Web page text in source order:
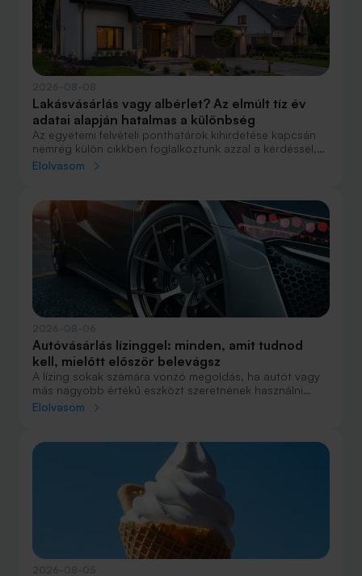
Lakásvásárlás vagy albérlet? Az elmúlt tíz év
adatai alapján hatalmas a különbség
Az egyetemi felvételi ponthatárok kihirdetése kapcsán
nemrég külön cikkben foglalkoztunk azzal a kérdéssel,
hogy lakást venni vagy vásárolni éri meg jobban. Előző
csak teheti, annak mindenképpen megéri a
lakásvásárlás. De mi a helyzet akkor, ha inkább a
múltbéli adatokra koncentrálunk? Hogyan áll ma valaki,
aki 2016-ban lakást vásárolt, illetve valaki, aki a bérlés
mellett döntött, illetve jobb híján arra kényszerült?
Elolvasom
Autóvásárlás lízinggel: minden, amit tudnod
kell, mielőtt először belevágsz
A lízing sokak számára vonzó megoldás, ha autót vagy
más nagyobb értékű eszközt szeretnének használni
anélkül, hogy azt egy összegben ki kellene fizetniük.
fogalmak közül, amelyekkel biztosan találkozol.
Elolvasom